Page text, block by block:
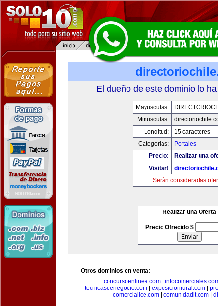
El dueño de este dominio lo
Mayusculas:
Minusculas:
Longitud:
15 caracteres
Categorias:
Portales
Precio:
Realizar una
Visitar!
Serán consideradas
Realizar una Oferta
Precio Ofrecido $
Otros dominios en venta:
concursoenlinea.com|
tecnicasdenegocio.com
exposicionrural.com
comercialice.com| comunidadit.com|